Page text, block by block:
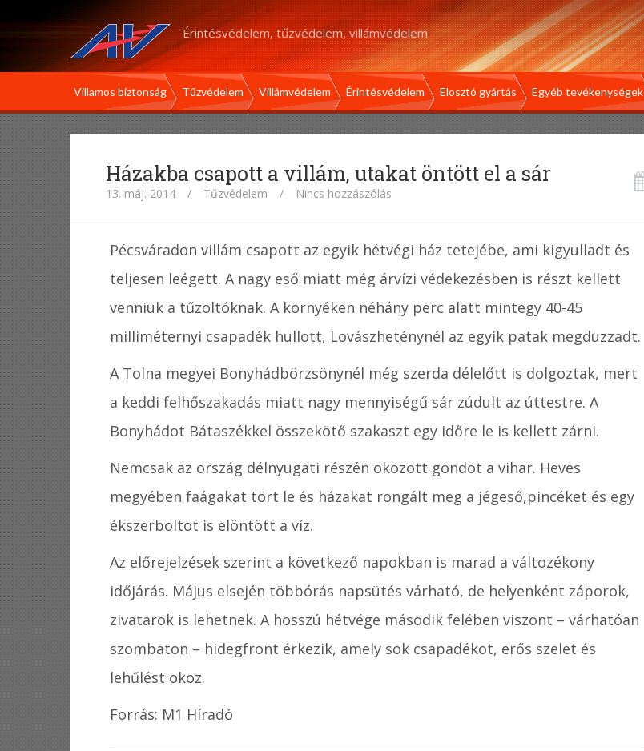
Érintésvédelem, tűzvédelem, villámvédelem
Villamos biztonság Tűzvédelem Villámvédelem Érintésvédelem Elosztó gyártás Egyéb tevékenységek
Házakba csapott a villám, utakat öntött el a sár
13. máj. 2014 / Tűzvédelem / Nincs hozzászólás
Pécsváradon villám csapott az egyik hétvégi ház tetejébe, ami kigyulladt és
teljesen leégett. A nagy eső miatt még árvízi védekezésben is részt kellett
venniük a tűzoltóknak. A környéken néhány perc alatt mintegy 40-45
milliméternyi csapadék hullott, Lovászheténynél az egyik patak megduzzadt.
A Tolna megyei Bonyhádbörzsönynél még szerda délelőtt is dolgoztak, mert
a keddi felhőszakadás miatt nagy mennyiségű sár zúdult az úttestre. A
Bonyhádot Bátaszékkel összekötő szakaszt egy időre le is kellett zárni.
Nemcsak az ország délnyugati részén okozott gondot a vihar. Heves
megyében faágakat tört le és házakat rongált meg a jégeső,pincéket és egy
ékszerboltot is elöntött a víz.
Az előrejelzések szerint a következő napokban is marad a változékony
időjárás. Május elsején többórás napsütés várható, de helyenként záporok,
zivatarok is lehetnek. A hosszú hétvége második felében viszont – várhatóan
szombaton – hidegfront érkezik, amely sok csapadékot, erős szelet és
lehűlést okoz.
Forrás: M1 Híradó